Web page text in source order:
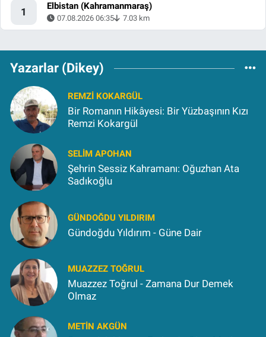
1 Elbistan (Kahramanmaraş)
07.08.2026 06:35 7.03 km
Yazarlar (Dikey)
REMZI KOKARGÜL
Bir Romanın Hikâyesi: Bir Yüzbaşının Kızı
Remzi Kokargül
SELIM APOHAN
Şehrin Sessiz Kahramanı: Oğuzhan Ata
Sadıkoğlu
GÜNDOĞDU YILDIRIM
Gündoğdu Yıldırım - Güne Dair
MUAZZEZ TOĞRUL
Muazzez Toğrul - Zamana Dur Demek
Olmaz
METIN AKGÜN